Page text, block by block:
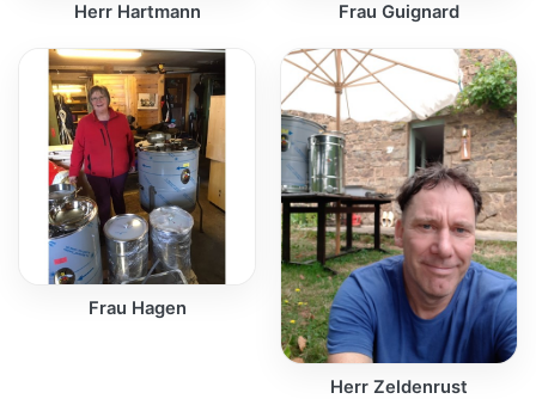
Herr Hartmann Frau Guignard
Frau Hagen
Herr Zeldenrust